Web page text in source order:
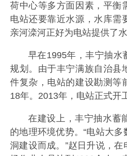
荷中心等多方面因素，平衡
电站还要靠近水源，水库需
亲河滦河正好为电站提供了水
早在1995年，丰宁抽水
规划。由于丰宁满族自治县
件复杂，电站的建设勘测等
18年。2013年，电站正式开
在建设上，丰宁抽水蓄
的地理环境优势。“电站大
洞建设而成。”赵日升说，